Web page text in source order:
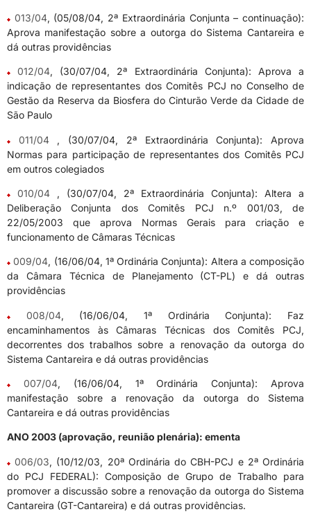
013/04, (05/08/04, 2ª Extraordinária Conjunta – continuação):
Aprova manifestação sobre a outorga do Sistema Cantareira e
dá outras providências
012/04, (30/07/04, 2ª Extraordinária Conjunta): Aprova a
indicação de representantes dos Comitês PCJ no Conselho de
Gestão da Reserva da Biosfera do Cinturão Verde da Cidade de
São Paulo
011/04 , (30/07/04, 2ª Extraordinária Conjunta): Aprova
Normas para participação de representantes dos Comitês PCJ
em outros colegiados
010/04
, (30/07/04, 2ª Extraordinária Conjunta): Altera a
Deliberação Conjunta dos Comitês PCJ n.º 001/03, de
22/05/2003 que aprova Normas Gerais para criação e
funcionamento de Câmaras Técnicas
009/04, (16/06/04, 1ª Ordinária Conjunta): Altera a composição
da Câmara Técnica de Planejamento (CT-PL) e dá outras
providências
008/04, (16/06/04, 1ª Ordinária Conjunta): Faz
encaminhamentos às Câmaras Técnicas dos Comitês PCJ,
decorrentes dos trabalhos sobre a renovação da outorga do
Sistema Cantareira e dá outras providências
007/04, (16/06/04, 1ª Ordinária Conjunta): Aprova
manifestação sobre a renovação da outorga do Sistema
Cantareira e dá outras providências
ANO 2003 (aprovação, reunião plenária): ementa
006/03, (10/12/03, 20ª Ordinária do CBH-PCJ e 2ª Ordinária
do PCJ FEDERAL): Composição de Grupo de Trabalho para
promover a discussão sobre a renovação da outorga do Sistema
Cantareira (GT-Cantareira) e dá outras providências.